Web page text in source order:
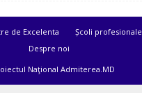
de Excelenta Școli profesionale
Despre noi
Naţional Admiterea.MD